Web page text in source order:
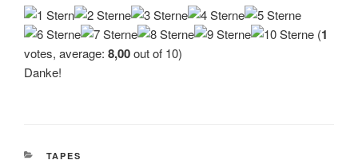
(1
votes, average: 8,00out of 10)
Danke!
KATEGORIEN
TAPES